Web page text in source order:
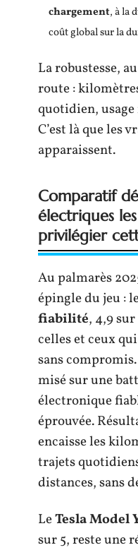
chargement, à la
coût global sur la
La robustesse,
route :
quotidien,
C’est là que les
apparaissent.
Comparatif
électriques
privilégier
Au palmarès
épingle du jeu :
fiabilité, 4,9
celles et ceux
sans
misé sur une
électronique
éprouvée.
encaisse les
trajets
distances, sans
LeTesla Model
sur 5, reste une